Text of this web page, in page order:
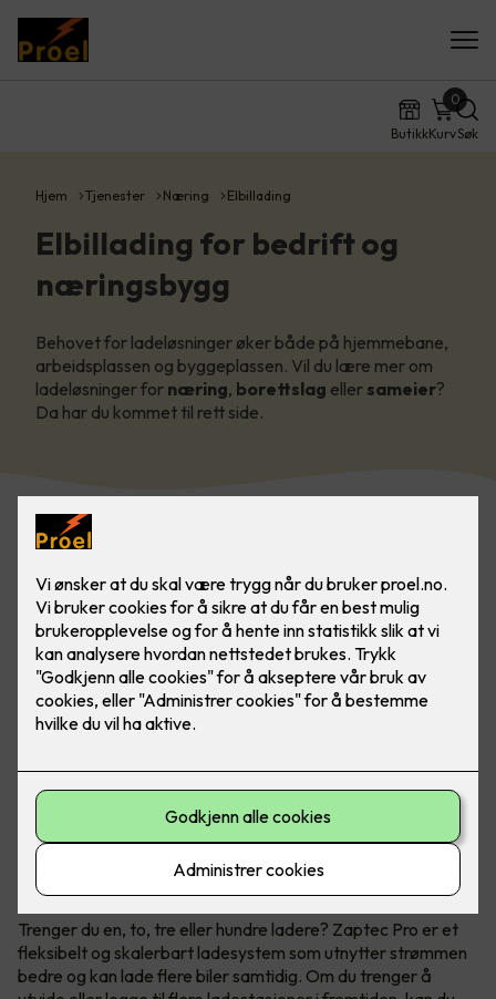
ButikkKurv
0
Søk
Hjem Tjenester Næring Elbillading
Elbillading for bedrift og
næringsbygg
Behovet for ladeløsninger øker både på hjemmebane,
arbeidsplassen og byggeplassen. Vil du lære mer om
ladeløsninger for næring, borettslag eller sameier?
Da har du kommet til rett side.
Når du trenger flere ladestasjoner
Zaptec Pro
Trenger du en, to, tre eller hundre ladere? Zaptec Pro er et
fleksibelt og skalerbart ladesystem som utnytter strømmen
bedre og kan lade flere biler samtidig. Om du trenger å